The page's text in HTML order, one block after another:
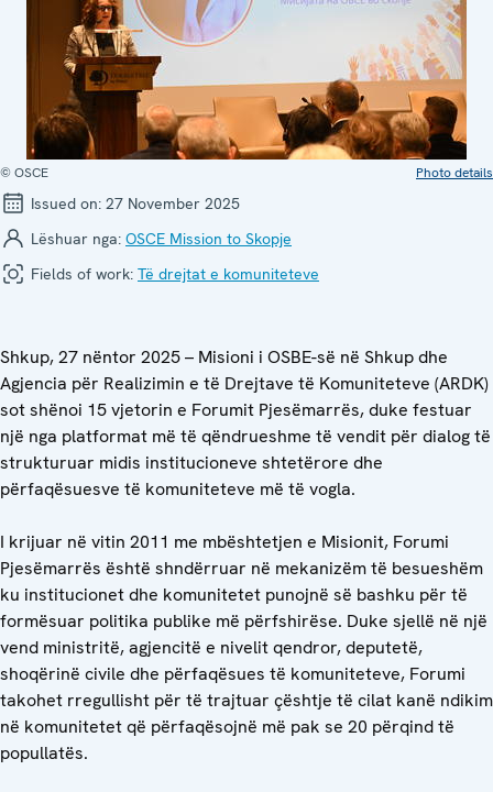
© OSCE Photo details
Issued on: 27 November 2025
Lëshuar nga: OSCE Mission to Skopje
Fields of work: Të drejtat e komuniteteve
Shkup, 27 nëntor 2025 – Misioni i OSBE-së në Shkup dhe
Agjencia për Realizimin e të Drejtave të Komuniteteve (ARDK)
sot shënoi 15 vjetorin e Forumit Pjesëmarrës, duke festuar
një nga platformat më të qëndrueshme të vendit për dialog të
strukturuar midis institucioneve shtetërore dhe
përfaqësuesve të komuniteteve më të vogla.
I krijuar në vitin 2011 me mbështetjen e Misionit, Forumi
Pjesëmarrës është shndërruar në mekanizëm të besueshëm
ku institucionet dhe komunitetet punojnë së bashku për të
formësuar politika publike më përfshirëse. Duke sjellë në një
vend ministritë, agjencitë e nivelit qendror, deputetë,
shoqërinë civile dhe përfaqësues të komuniteteve, Forumi
takohet rregullisht për të trajtuar çështje të cilat kanë ndikim
në komunitetet që përfaqësojnë më pak se 20 përqind të
popullatës.